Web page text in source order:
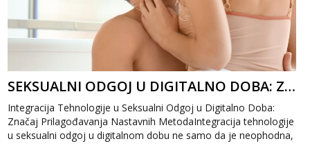
SEKSUALNI ODGOJ U DIGITALNO DOBA: ZNAČAJ PRILAGOĐAVANJA NASTAVNIH METODA
Integracija Tehnologije u Seksualni Odgoj u Digitalno Doba:
Značaj Prilagođavanja Nastavnih MetodaIntegracija tehnologije
u seksualni odgoj u digitalnom dobu ne samo da je neophodna,